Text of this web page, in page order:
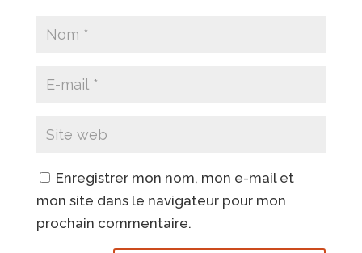
Enregistrer mon nom, mon e-mail et
mon site dans le navigateur pour mon
prochain commentaire.